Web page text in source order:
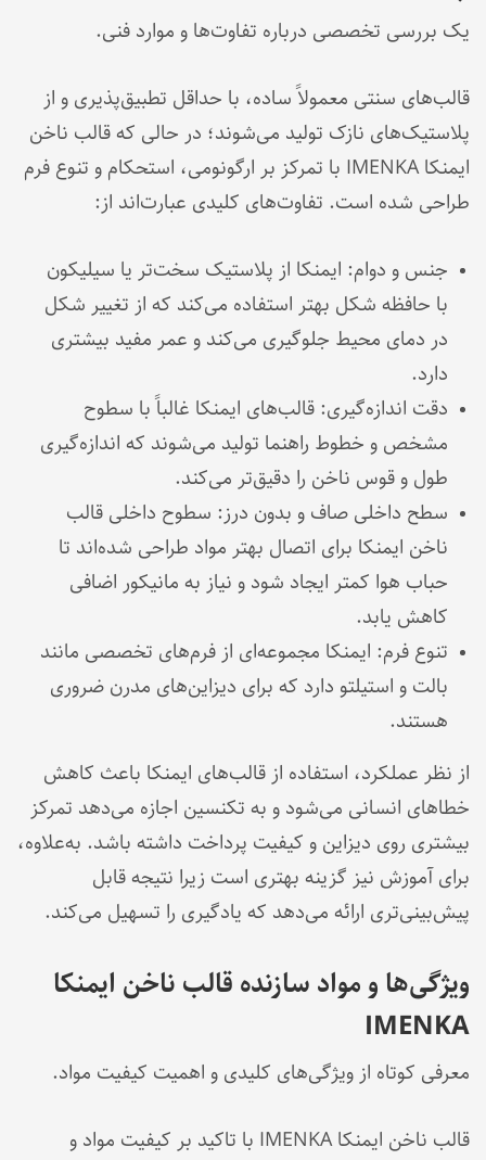
یک بررسی تخصصی درباره تفاوت‌ها و موارد فنی.
قالب‌های سنتی معمولاً ساده، با حداقل تطبیق‌پذیری و از
پلاستیک‌های نازک تولید می‌شوند؛ در حالی که قالب ناخن
ایمنکا IMENKA با تمرکز بر ارگونومی، استحکام و تنوع فرم
طراحی شده است. تفاوت‌های کلیدی عبارت‌اند از:
جنس و دوام: ایمنکا از پلاستیک سخت‌تر یا سیلیکون
با حافظه شکل بهتر استفاده می‌کند که از تغییر شکل
در دمای محیط جلوگیری می‌کند و عمر مفید بیشتری
دارد.
دقت اندازه‌گیری: قالب‌های ایمنکا غالباً با سطوح
مشخص و خطوط راهنما تولید می‌شوند که اندازه‌گیری
طول و قوس ناخن را دقیق‌تر می‌کند.
سطح داخلی صاف و بدون درز: سطوح داخلی قالب
ناخن ایمنکا برای اتصال بهتر مواد طراحی شده‌اند تا
حباب هوا کمتر ایجاد شود و نیاز به مانیکور اضافی
کاهش یابد.
تنوع فرم: ایمنکا مجموعه‌ای از فرم‌های تخصصی مانند
بالت و استیلتو دارد که برای دیزاین‌های مدرن ضروری
هستند.
از نظر عملکرد، استفاده از قالب‌های ایمنکا باعث کاهش
خطاهای انسانی می‌شود و به تکنسین اجازه می‌دهد تمرکز
بیشتری روی دیزاین و کیفیت پرداخت داشته باشد. به‌علاوه،
برای آموزش نیز گزینه بهتری است زیرا نتیجه قابل
پیش‌بینی‌تری ارائه می‌دهد که یادگیری را تسهیل می‌کند.
ویژگی‌ها و مواد سازنده قالب ناخن ایمنکا
IMENKA
معرفی کوتاه از ویژگی‌های کلیدی و اهمیت کیفیت مواد.
قالب ناخن ایمنکا IMENKA با تاکید بر کیفیت مواد و